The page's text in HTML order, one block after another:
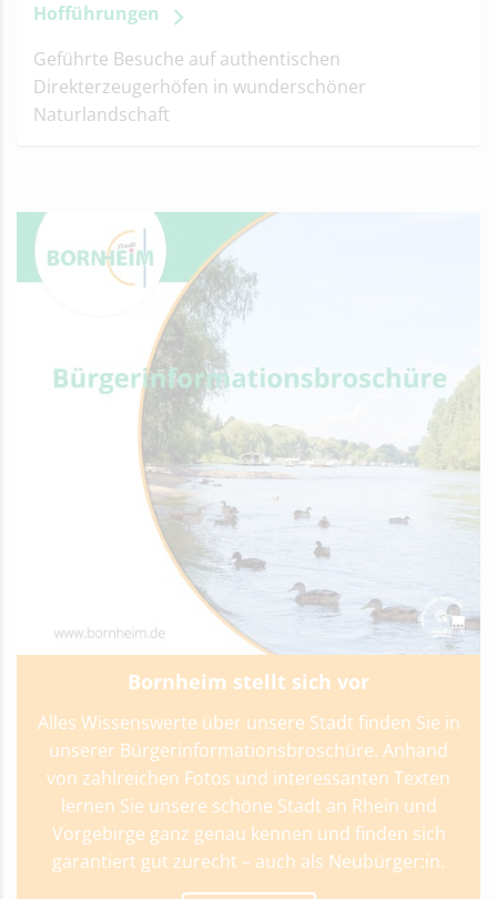
Hofführungen
Geführte Besuche auf authentischen
Direkterzeugerhöfen in wunderschöner
Naturlandschaft
Bornheim stellt sich vor
Alles Wissenswerte über unsere Stadt finden Sie in
unserer Bürgerinformationsbroschüre. Anhand
von zahlreichen Fotos und interessanten Texten
lernen Sie unsere schöne Stadt an Rhein und
Vorgebirge ganz genau kennen und finden sich
garantiert gut zurecht – auch als Neubürger:in.